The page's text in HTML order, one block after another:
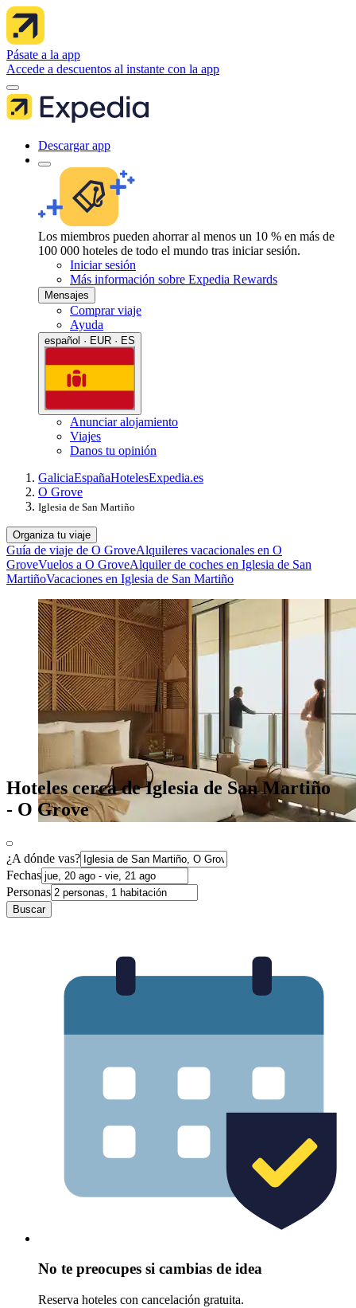
Pásate a la app
Accede a descuentos al instante con la app
Descargar app
Los miembros pueden ahorrar al menos un 10 % en más de
100 000 hoteles de todo el mundo tras iniciar sesión.
Iniciar sesión
Más información sobre Expedia Rewards
Mensajes
Comprar viaje
Ayuda
español · EUR · ES
Anunciar alojamiento
Viajes
Danos tu opinión
GaliciaEspañaHotelesExpedia.es
O Grove
Iglesia de San Martiño
Organiza tu viaje
Guía de viaje de O GroveAlquileres vacacionales en O
GroveVuelos a O GroveAlquiler de coches en Iglesia de San
MartiñoVacaciones en Iglesia de San Martiño
Hoteles cerca de Iglesia de San Martiño
- O Grove
¿A dónde vas?
Fechas
Personas
Buscar
No te preocupes si cambias de idea
Reserva hoteles con cancelación gratuita.